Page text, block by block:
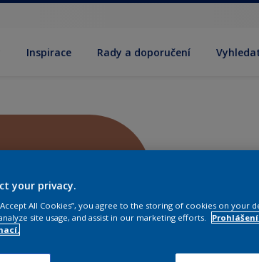
Inspirace Rady a doporučení
your privacy.
All Cookies”, you agree to the storing of cookies on your
site usage, and assist in our marketing efforts.